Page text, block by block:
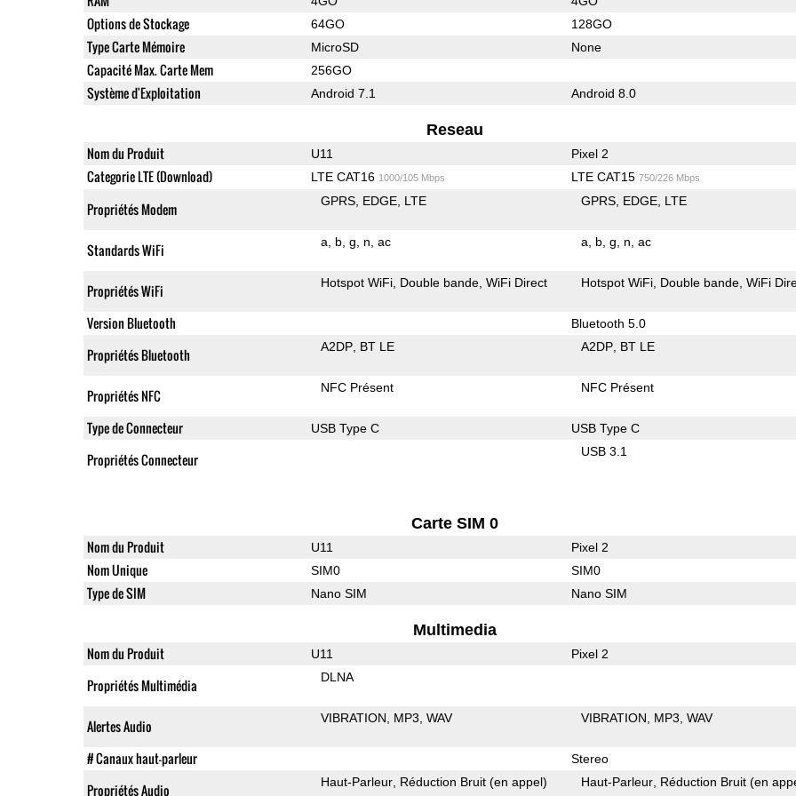
Options de Stockage 64GO 128GO
Type Carte Mémoire MicroSD None
Capacité Max. Carte Mem 256GO
Système d'Exploitation Android 7.1 Android 8.0
Reseau
Nom du Produit U11 Pixel 2
Categorie LTE (Download) LTE CAT16 1000/105 Mbps LTE CAT15 750/226 Mbps
Propriétés Modem GPRS EDGE LTE GPRS EDGE LTE
Standards WiFi a b g n ac a b g n ac
Propriétés WiFi Hotspot WiFi Double bande WiFi Direct Hotspot WiFi Double bande WiFi
Version Bluetooth Bluetooth 5.0
Propriétés Bluetooth A2DP BT LE A2DP BT LE
Propriétés NFC NFC Présent NFC Présent
Type de Connecteur USB Type C USB Type C
Propriétés Connecteur USB 3.1
Carte SIM 0
Nom du Produit U11 Pixel 2
Nom Unique SIM0 SIM0
Type de SIM Nano SIM Nano SIM
Multimedia
Nom du Produit U11 Pixel 2
Propriétés Multimédia DLNA
Alertes Audio VIBRATION MP3 WAV VIBRATION MP3 WAV
# Canaux haut-parleur Stereo
Propriétés Audio Haut-Parleur Réduction Bruit (en appel) Haut-Parleur Réduction Bruit (en